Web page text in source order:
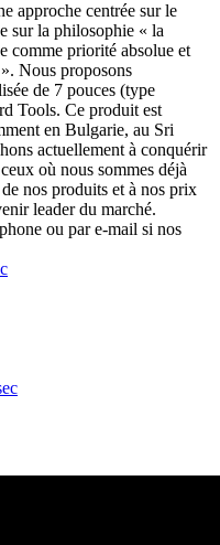
approche centrée sur le
sur la philosophie « la
comme priorité absolue et
Nous proposons
de 7 pouces (type
Tools. Ce produit est
en Bulgarie, au Sri
actuellement à conquérir
où nous sommes déjà
nos produits et à nos prix
leader du marché.
ou par e-mail si nos